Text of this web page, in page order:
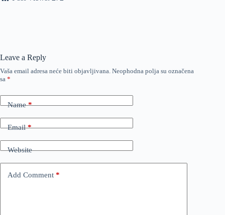
Leave a Reply
Vaša email adresa neće biti objavljivana. Neophodna polja su označena
sa *
Name*
Email*
Website
Add Comment *